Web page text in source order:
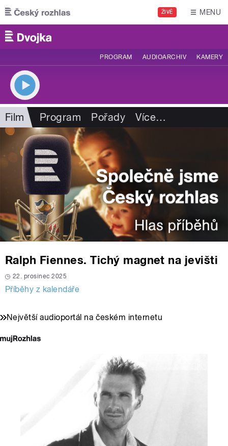
Přejít k hlavnímu obsahu
ŽIVĚ MENU
PROGRAM AUDIOARCHIV KAMERY
Film Program Pořady Více…
Ralph Fiennes. Tichý magnet na jevišti
22. prosinec 2025
Příběhy z kalendáře
Největší audioportál na českém internetu